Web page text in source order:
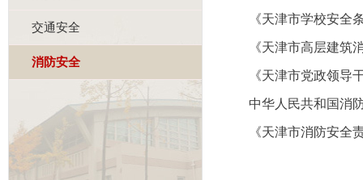
交通安全
消防安全
《天津市学校安全
《天津市高层建筑
《天津市党政领导
中华人民共和国消
《天津市消防安全